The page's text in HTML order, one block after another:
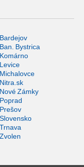
Bystrica
Zámky